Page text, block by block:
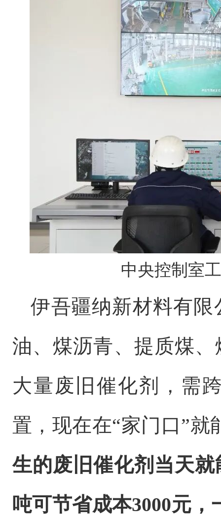
中央控制室
伊吾疆纳新材料有
油、煤沥青、提质煤
大量废旧催化剂，需
置，现在在“家门口”就
生的废旧催化剂当天
吨可节省成本3000元，